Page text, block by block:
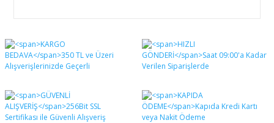
Bu ürüne ilk yorumu siz yapın!
Yorum Yaz
Bu ürünün fiyat bilgisi, resim, ürün açıklamalarında ve
diğer konularda yetersiz gördüğünüz noktaları öneri
formunu kullanarak tarafımıza iletebilirsiniz.
Görüş ve önerileriniz için teşekkür ederiz.
Ürün resmi kalitesiz, bozuk veya görüntülenemiyor.
Ürün açıklamasında eksik bilgiler bulunuyor.